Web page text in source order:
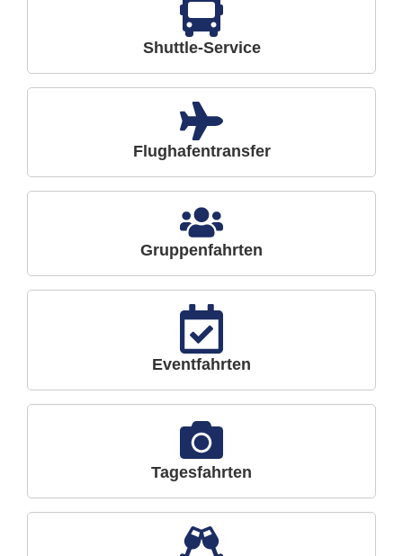
Shuttle-Service
Flughafentransfer
Gruppenfahrten
Eventfahrten
Tagesfahrten